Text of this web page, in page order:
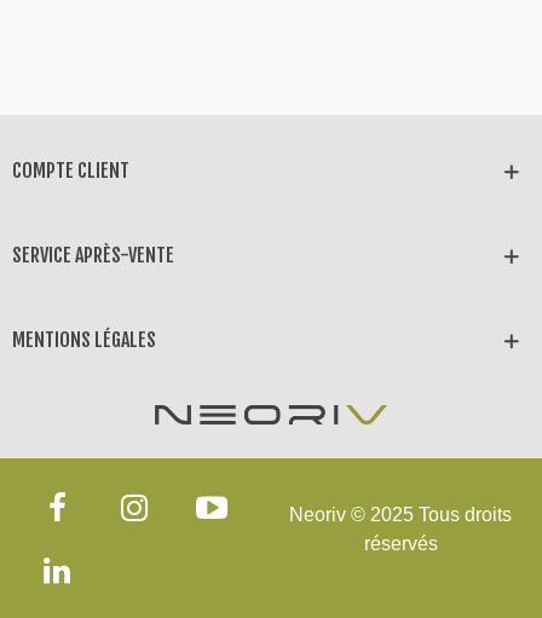
COMPTE CLIENT
SERVICE APRÈS-VENTE
MENTIONS LÉGALES
Neoriv © 2025 Tous droits
réservés